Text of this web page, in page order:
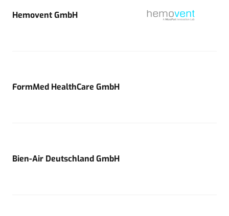
Hemovent GmbH
FormMed HealthCare GmbH
Bien-Air Deutschland GmbH